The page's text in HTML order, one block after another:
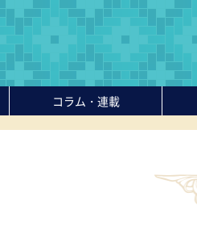
コラム・連載